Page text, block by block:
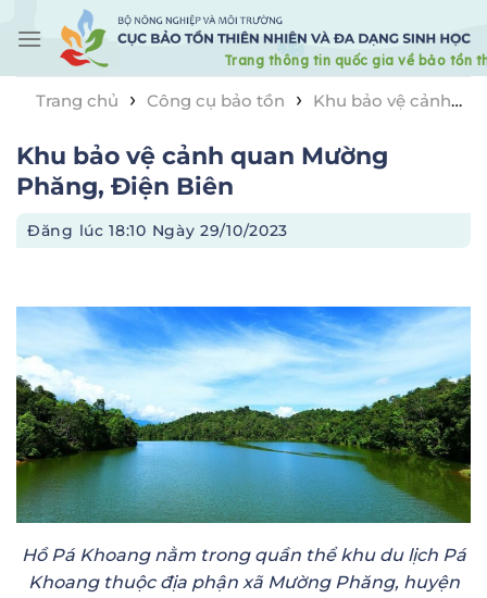
content
Trang chủ
› Công cụ bảo tồn › Khu bảo vệ cảnh
Biên
Khu bảo vệ cảnh quan Mường
Phăng, Điện Biên
Đăng lúc18:10 Ngày 29/10/2023
Hồ Pá Khoang nằm trong quần thể khu du lịch Pá
Khoang thuộc địa phận xã Mường Phăng, huyện